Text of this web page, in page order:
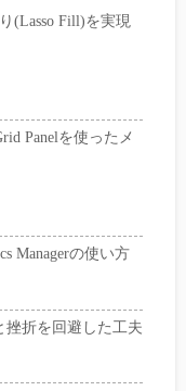
(Lasso Fill)を実現
Panelを使ったメ
Managerの使い方
挫折を回避した工夫